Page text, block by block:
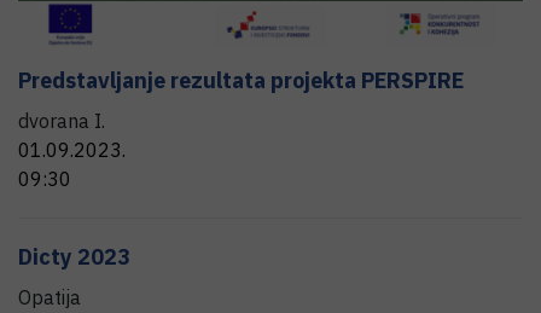
Predstavljanje rezultata projekta PERSPIRE
dvorana I.
01.09.2023.
09:30
Dicty 2023
Opatija